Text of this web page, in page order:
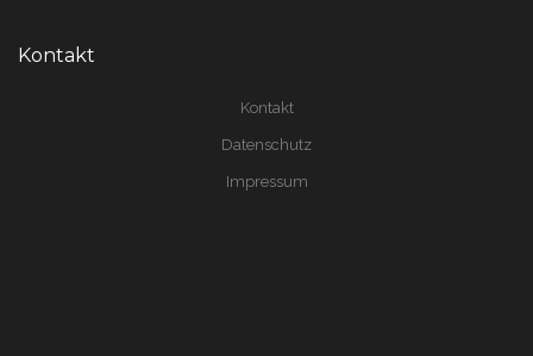
Kontakt
Kontakt
Datenschutz
Impressum